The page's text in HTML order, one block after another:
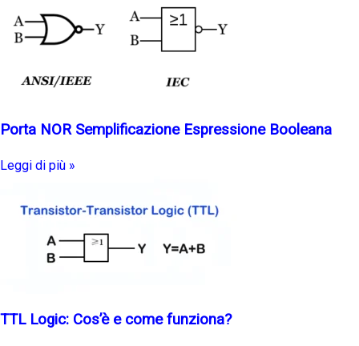
Porta NOR Semplificazione Espressione Booleana
Leggi di più »
TTL Logic: Cos’è e come funziona?